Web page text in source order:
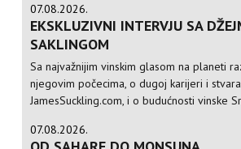
07.08.2026.
EKSKLUZIVNI INTERVJU SA
SAKLINGOM
Sa najvažnijim vinskim glasom na planeti
njegovim počecima, o dugoj karijeri i
JamesSuckling.com, i o budućnosti vinske
07.08.2026.